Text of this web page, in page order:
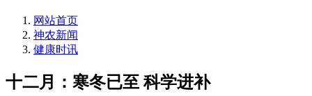
网站首页
神农新闻
健康时讯
十二月：寒冬已至 科学进补